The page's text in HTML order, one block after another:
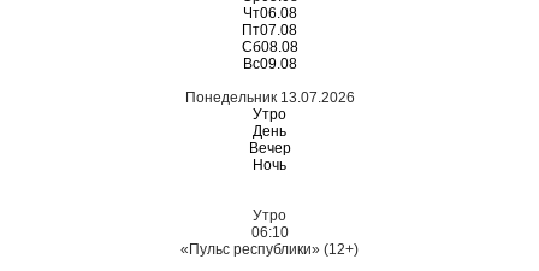
Чт06.08
Пт07.08
Сб08.08
Вс09.08
Понедельник 13.07.2026
Утро
День
Вечер
Ночь
Утро
06:10
«Пульс республики» (12+)